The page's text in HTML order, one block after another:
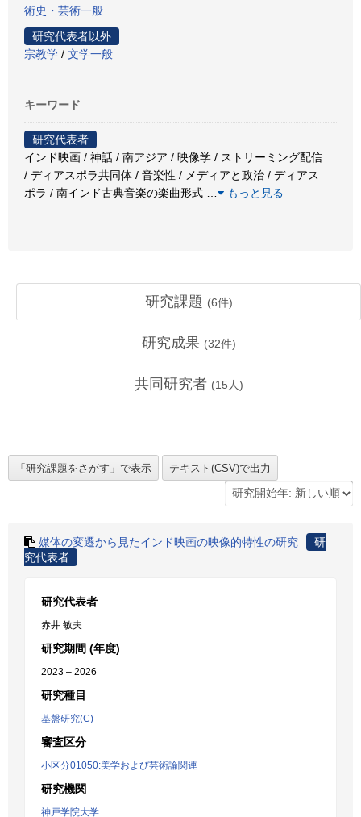
術史・芸術一般
研究代表者以外
宗教学 / 文学一般
キーワード
研究代表者
インド映画 / 神話 / 南アジア / 映像学 / ストリーミング配信
/ ディアスポラ共同体 / 音楽性 / メディアと政治 / ディアス
ポラ / 南インド古典音楽の楽曲形式
もっと見る
研究課題 (6件)
研究成果 (32件)
共同研究者 (15 人)
媒体の変遷から見たインド映画の映像的特性の研究
研
究代表者
研究代表者
赤井 敏夫
研究期間 (年度)
2023 – 2026
研究種目
基盤研究(C)
審査区分
小区分01050:美学および芸術論関連
研究機関
神戸学院大学